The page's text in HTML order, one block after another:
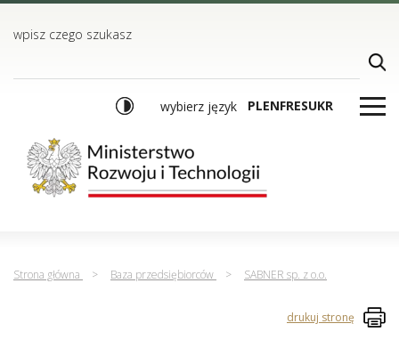
TREŚĆ
MENU GŁÓWNE
WYSZUKIWARKA
wpisz czego szukasz
wybierz język PLENFRESUKR
Strona główna > Baza przedsiębiorców > SABNER sp. z o.o.
drukuj stronę